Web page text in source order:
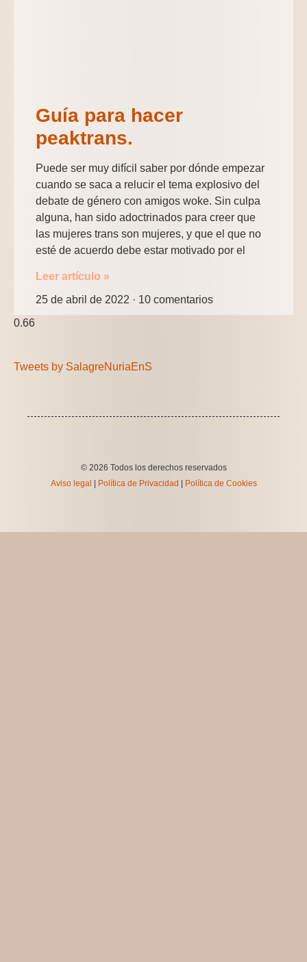
Guía para hacer
peaktrans.
Puede ser muy difícil saber por dónde empezar
cuando se saca a relucir el tema explosivo del
debate de género con amigos woke. Sin culpa
alguna, han sido adoctrinados para creer que
las mujeres trans son mujeres, y que el que no
esté de acuerdo debe estar motivado por el
Leer artículo »
25 de abril de 2022
10 comentarios
Tweets by SalagreNuriaEnS
© 2026 Todos los derechos reservados
Aviso legal
Política de Privacidad Política de Cookies